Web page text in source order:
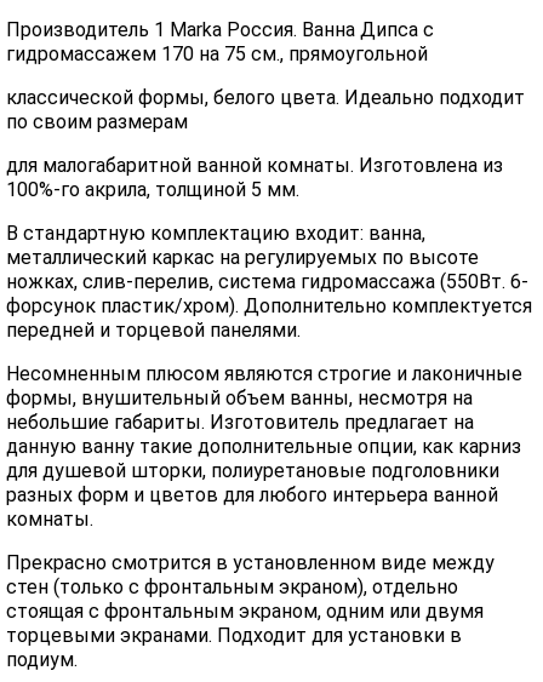
Производитель 1 Marka Россия. Ванна Дипса с
гидромассажем 170 на 75 см., прямоугольной
классической формы, белого цвета. Идеально подходит
по своим размерам
для малогабаритной ванной комнаты. Изготовлена из
100%-го акрила, толщиной 5 мм.
В стандартную комплектацию входит: ванна,
металлический каркас на регулируемых по высоте
ножках, слив-перелив, система гидромассажа (550Вт. 6-
форсунок пластик/хром). Дополнительно комплектуется
передней и торцевой панелями.
Несомненным плюсом являются строгие и лаконичные
формы, внушительный объем ванны, несмотря на
небольшие габариты. Изготовитель предлагает на
данную ванну такие дополнительные опции, как карниз
для душевой шторки, полиуретановые подголовники
разных форм и цветов для любого интерьера ванной
комнаты.
Прекрасно смотрится в установленном виде между
стен (только с фронтальным экраном), отдельно
стоящая с фронтальным экраном, одним или двумя
торцевыми экранами. Подходит для установки в
подиум.